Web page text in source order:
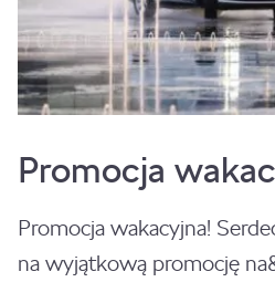
Promocja
Promocja wakacyjna!
na wyjątkową promocję